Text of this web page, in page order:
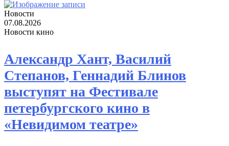
Новости
07.08.2026
Новости кино
Александр Хант, Василий
Степанов, Геннадий Блинов
выступят на Фестивале
петербургского кино в
«Невидимом театре»